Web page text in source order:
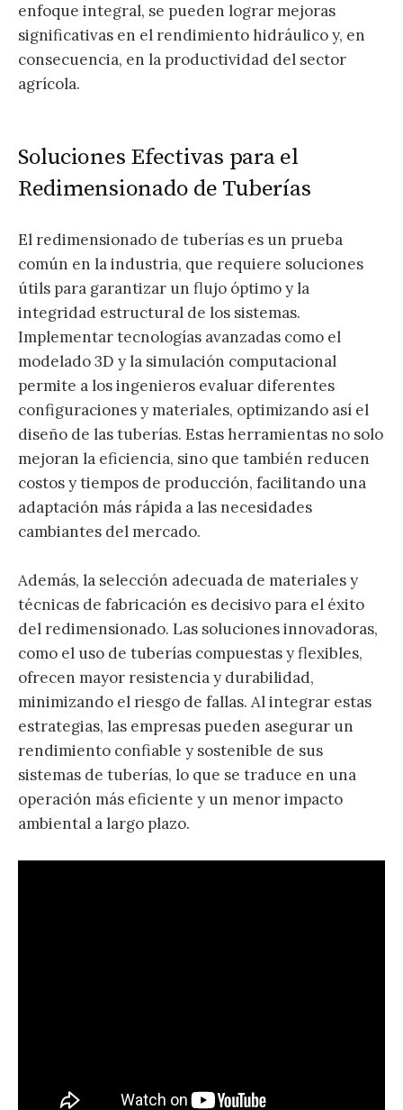
enfoque integral, se pueden lograr mejoras
significativas en el rendimiento hidráulico y, en
consecuencia, en la productividad del sector
agrícola.
Soluciones Efectivas para el
Redimensionado de Tuberías
El redimensionado de tuberías es un prueba
común en la industria, que requiere soluciones
útils para garantizar un flujo óptimo y la
integridad estructural de los sistemas.
Implementar tecnologías avanzadas como el
modelado 3D y la simulación computacional
permite a los ingenieros evaluar diferentes
configuraciones y materiales, optimizando así el
diseño de las tuberías. Estas herramientas no solo
mejoran la eficiencia, sino que también reducen
costos y tiempos de producción, facilitando una
adaptación más rápida a las necesidades
cambiantes del mercado.
Además, la selección adecuada de materiales y
técnicas de fabricación es decisivo para el éxito
del redimensionado. Las soluciones innovadoras,
como el uso de tuberías compuestas y flexibles,
ofrecen mayor resistencia y durabilidad,
minimizando el riesgo de fallas. Al integrar estas
estrategias, las empresas pueden asegurar un
rendimiento confiable y sostenible de sus
sistemas de tuberías, lo que se traduce en una
operación más eficiente y un menor impacto
ambiental a largo plazo.